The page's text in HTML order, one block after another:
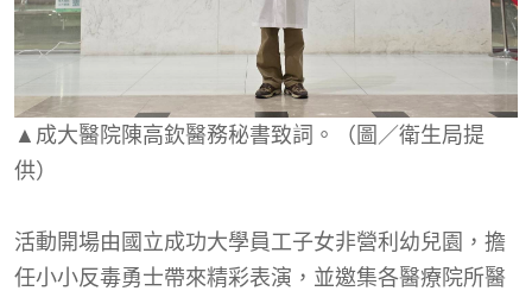
▲成大醫院陳高欽醫務秘書致詞。（圖／衛生局提
供）
活動開場由國立成功大學員工子女非營利幼兒園，擔
任小小反毒勇士帶來精彩表演，並邀集各醫療院所醫